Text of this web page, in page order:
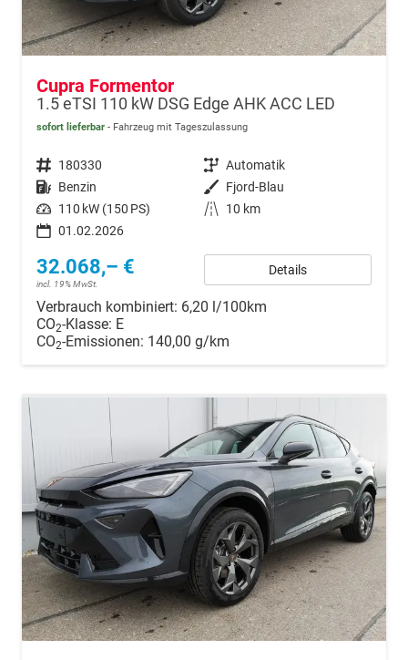
Cupra Formentor
1.5 eTSI 110 kW DSG Edge AHK ACC LED
sofort lieferbar Fahrzeug mit Tageszulassung
Fahrzeugnr. 180330 Getriebe Automatik
Kraftstoff Benzin Außenfarbe Fjord-Blau
Leistung 110 kW (150 PS) Kilometerstand
10 km
01.02.2026
32.068,– €
incl. 19% MwSt.
Details
Verbrauch kombiniert: 6,20 l/100km
CO2-Klasse: E
CO2-Emissionen: 140,00 g/km